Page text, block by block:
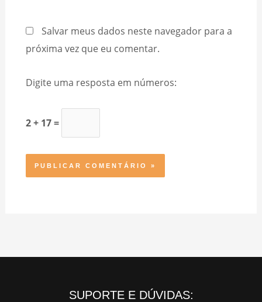
Salvar meus dados neste navegador para a
próxima vez que eu comentar.
Digite uma resposta em números:
2 + 17 =
SUPORTE E DÚVIDAS: